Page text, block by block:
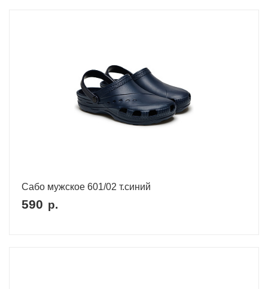
Сабо мужское 601/02 т.синий
590 р.